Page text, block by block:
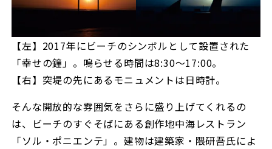
【左】2017年にビーチのシンボルとして設置された
「幸せの鐘」。鳴らせる時間は8:30～17:00。
【右】突堤の先にあるモニュメントは日時計。
そんな開放的な雰囲気をさらに盛り上げてくれるの
は、ビーチのすぐそばにある創作地中海レストラン
「ソル・ポニエンテ」。建物は建築家・隈研吾氏によ